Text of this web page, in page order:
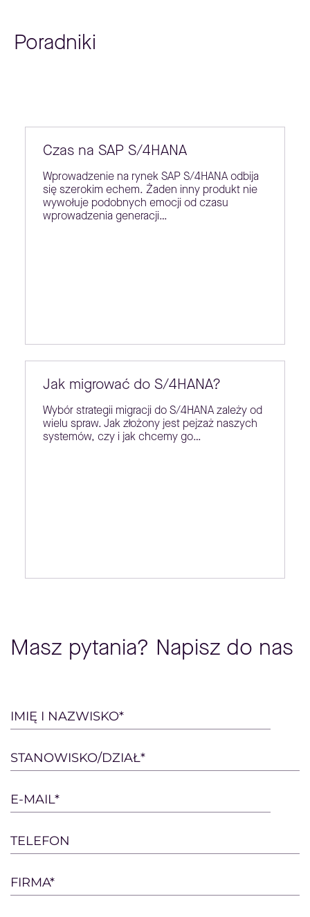
Poradniki
Czas na SAP S/4HANA
Wprowadzenie na rynek SAP S/4HANA odbija
się szerokim echem. Żaden inny produkt nie
wywołuje podobnych emocji od czasu
wprowadzenia generacji…
Jak migrować do S/4HANA?
Wybór strategii migracji do S/4HANA zależy od
wielu spraw. Jak złożony jest pejzaż naszych
systemów, czy i jak chcemy go…
Masz pytania? Napisz do nas
Please
this
field
empty.
IMIĘ I NAZWISKO*
STANOWISKO/DZIAŁ*
E-MAIL*
TELEFON
FIRMA*